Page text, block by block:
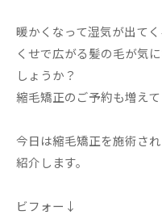
暖かくなって湿気が出てく
くせで広がる髪の毛が気
しょうか？
縮毛矯正のご予約も増えて
今日は縮毛矯正を施術さ
紹介します。
ビフォー↓